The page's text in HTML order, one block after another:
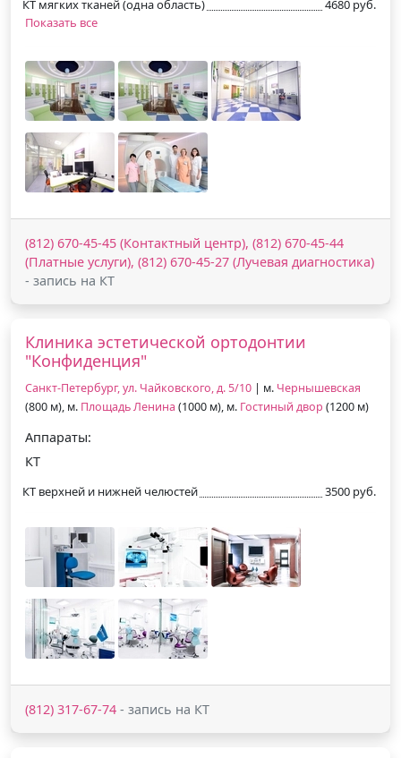
КТ мягких тканей (одна область)
4680 руб.
Показать все
(812) 670-45-45 (Контактный центр), (812) 670-45-44
(Платные услуги), (812) 670-45-27 (Лучевая диагностика)
- запись на КТ
Клиника эстетической ортодонтии
"Конфиденция"
Санкт-Петербург, ул. Чайковского, д. 5/10 | м. Чернышевская
(800 м), м. Площадь Ленина (1000 м), м. Гостиный двор (1200 м)
Аппараты:
КТ
КТ верхней и нижней челюстей 3500 руб.
(812) 317-67-74 - запись на КТ